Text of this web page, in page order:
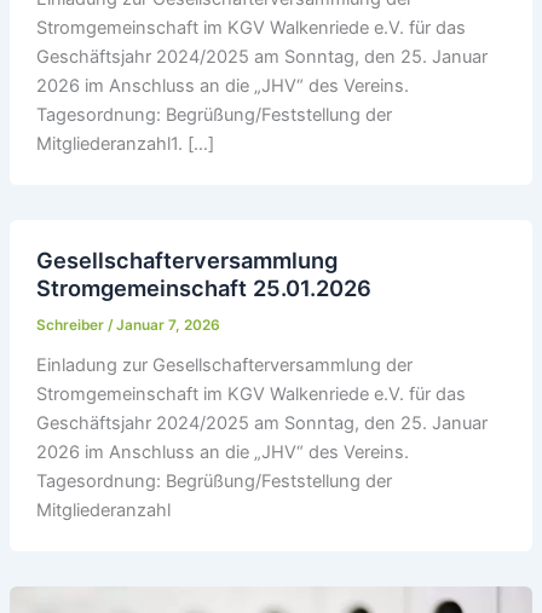
Stromgemeinschaft im KGV Walkenriede e.V. für das
Geschäftsjahr 2024/2025 am Sonntag, den 25. Januar
2026 im Anschluss an die „JHV“ des Vereins.
Tagesordnung: Begrüßung/Feststellung der
Mitgliederanzahl1. […]
Gesellschafterversammlung
Stromgemeinschaft 25.01.2026
Schreiber /Januar 7, 2026
Einladung zur Gesellschafterversammlung der
Stromgemeinschaft im KGV Walkenriede e.V. für das
Geschäftsjahr 2024/2025 am Sonntag, den 25. Januar
2026 im Anschluss an die „JHV“ des Vereins.
Tagesordnung: Begrüßung/Feststellung der
Mitgliederanzahl